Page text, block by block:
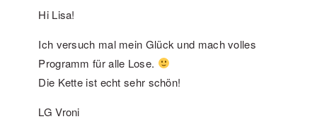
Hi Lisa!
Ich versuch mal mein Glück und mach volles
Programm für alle Lose.
Die Kette ist echt sehr schön!
LG Vroni